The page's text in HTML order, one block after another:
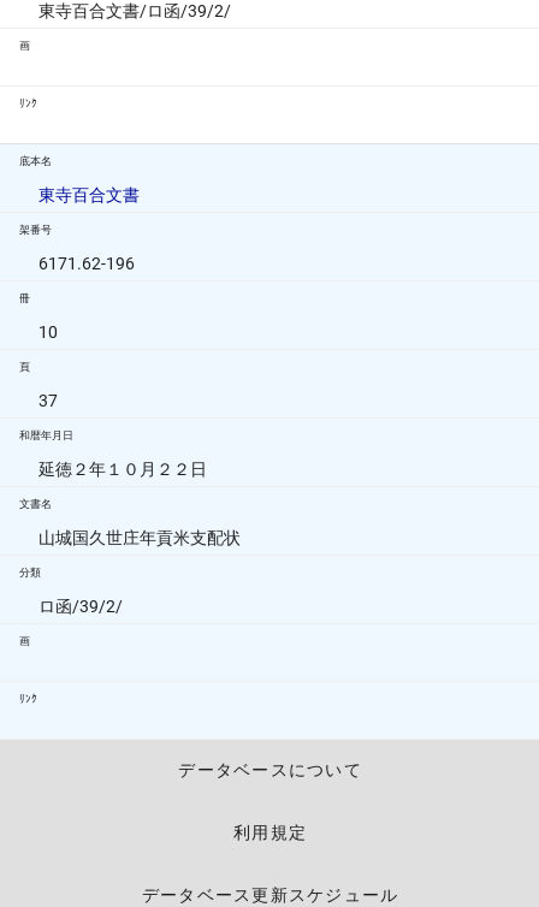
東寺百合文書/ロ函/39/2/
画
ﾘﾝｸ
底本名
東寺百合文書
架番号
6171.62-196
冊
10
頁
37
和暦年月日
延徳２年１０月２２日
文書名
山城国久世庄年貢米支配状
分類
ロ函/39/2/
画
ﾘﾝｸ
データベースについて
利用規定
データベース更新スケジュール